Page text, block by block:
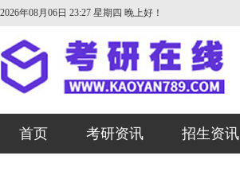
2026年08月06日 23:27 星期四 晚上好！
首页 考研资讯 招生资讯